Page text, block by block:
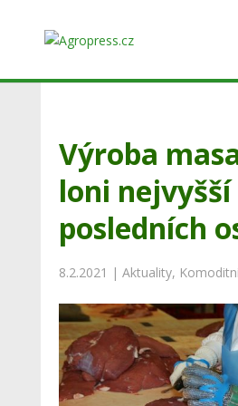
Výroba
loni nejvyšší
posledních
8.2.2021 | Aktuality,